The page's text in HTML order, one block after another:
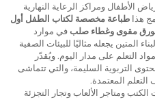
الأطفال ومراكز الرعاية النهارية
هذا طباعة مخصصة لكتاب الطفل أول
في موارد
المتين يجعله مثاليًا للبيئات الصفية
التعلم على مدار اليوم. ويُقدّر
التربوية السليمة، والتي تتماشى
التعلم المعتمدة.
الكتب ومتاجر الألعاب وتجار التجزئة